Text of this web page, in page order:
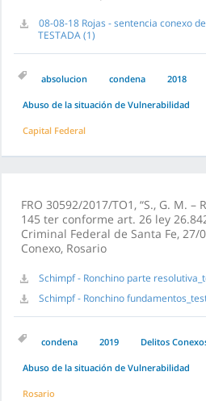
08-08-18 Rojas - sentencia conexo
TESTADA (1)
absolucion condena 2018
Abuso de la situación de Vulnerabilidad
Capital Federal
FRO 30592/2017/TO1, “S., G. M.
145 ter conforme art. 26 ley
Criminal Federal de Santa Fe, 27/
Conexo, Rosario
Schimpf - Ronchino parte
Schimpf - Ronchino
condena 2019 Delitos
Abuso de la situación de Vulnerabilidad
Rosario